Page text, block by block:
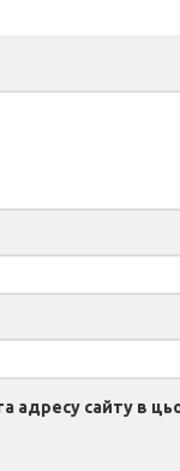
адресу сайту в